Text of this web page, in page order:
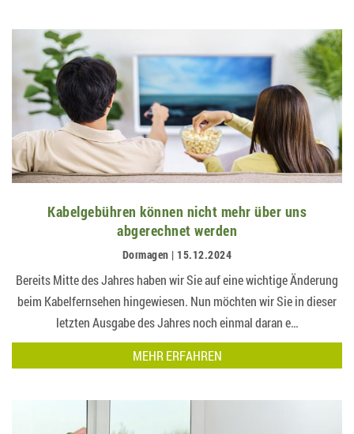
Kabelgebühren können nicht mehr über uns
abgerechnet werden
Dormagen | 15.12.2024
Bereits Mitte des Jahres haben wir Sie auf eine wichtige Änderung
beim Kabelfernsehen hingewiesen. Nun möchten wir Sie in dieser
letzten Ausgabe des Jahres noch einmal daran e…
MEHR ERFAHREN